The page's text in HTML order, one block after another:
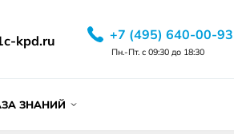
kpd.ru +7 (495) 640-00-93
Пн.-Пт. с 09:30 до 18:30
ЗНАНИЙ